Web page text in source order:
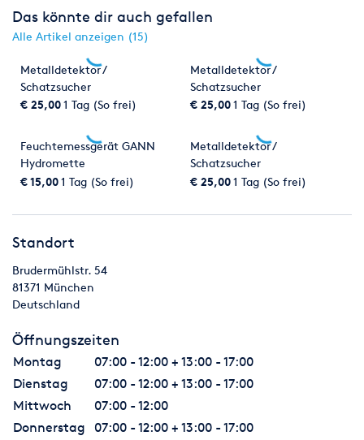
Das könnte dir auch gefallen
Alle Artikel anzeigen (15)
Metalldetektor /
Schatzsucher
€ 25,001 Tag (So frei)
Metalldetektor /
Schatzsucher
€ 25,001 Tag (So frei)
Feuchtemessgerät GANN
Hydromette
€ 15,001 Tag (So frei)
Metalldetektor /
Schatzsucher
€ 25,001 Tag (So frei)
Standort
Brudermühlstr. 54
81371 München
Deutschland
Öffnungszeiten
Montag
07:00 - 12:00 + 13:00 - 17:00
Dienstag
07:00 - 12:00 + 13:00 - 17:00
Mittwoch
07:00 - 12:00
Donnerstag
07:00 - 12:00 + 13:00 - 17:00